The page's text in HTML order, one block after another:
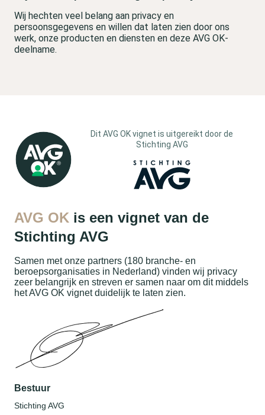
Wij hechten veel belang aan privacy en
persoonsgegevens en willen dat laten zien door ons
werk, onze producten en diensten en deze AVG OK-
deelname.
Dit AVG OK vignet is uitgereikt door de
Stichting AVG
AVG OK is een vignet van de
Stichting AVG
Samen met onze partners (180 branche- en
beroepsorganisaties in Nederland) vinden wij privacy
zeer belangrijk en streven er samen naar om dit middels
het AVG OK vignet duidelijk te laten zien.
Bestuur
Stichting AVG